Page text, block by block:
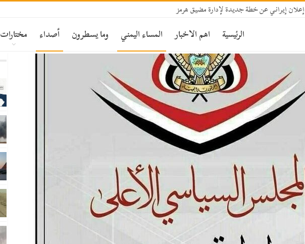
إعلان إيراني عن خطة جديدة لإدارة مضيق هرمز
الرئيسية اهم الاخبار المساء اليمني وما يسطرون أصداء مختارات